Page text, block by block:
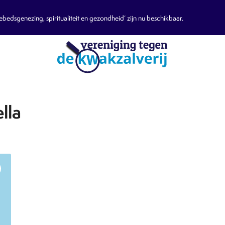
spiritualiteit en gezondheid’ zijn nu beschikbaar.